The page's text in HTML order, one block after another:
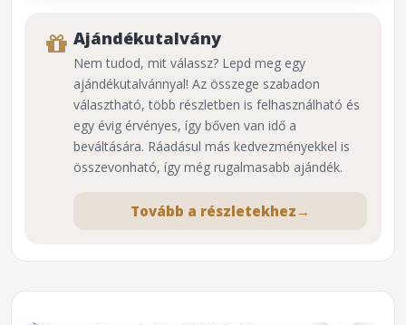
⌕
Ajándékutalvány
Nem tudod, mit válassz? Lepd meg egy
ajándékutalvánnyal! Az összege szabadon
választható, több részletben is felhasználható és
egy évig érvényes, így bőven van idő a
beváltására. Ráadásul más kedvezményekkel is
összevonható, így még rugalmasabb ajándék.
Tovább a részletekhez →